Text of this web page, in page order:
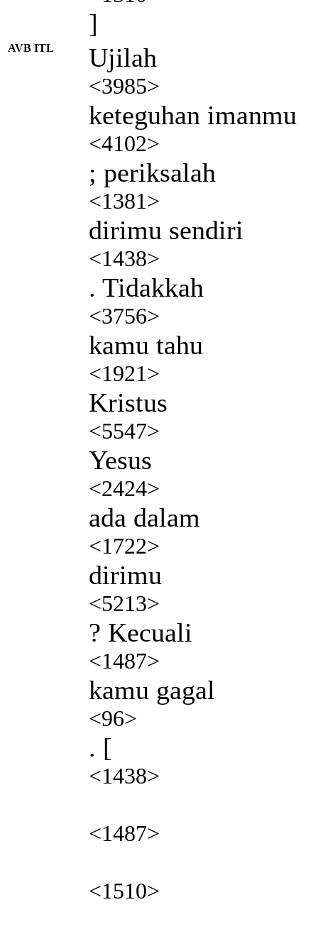
]
AVB ITL Ujilah
<3985>
keteguhan imanmu
<4102>
; periksalah
<1381>
dirimu sendiri
<1438>
. Tidakkah
<3756>
kamu tahu
<1921>
Kristus
<5547>
Yesus
<2424>
ada dalam
<1722>
dirimu
<5213>
? Kecuali
<1487>
kamu gagal
<96>
. [
<1438>
<1487>
<1510>